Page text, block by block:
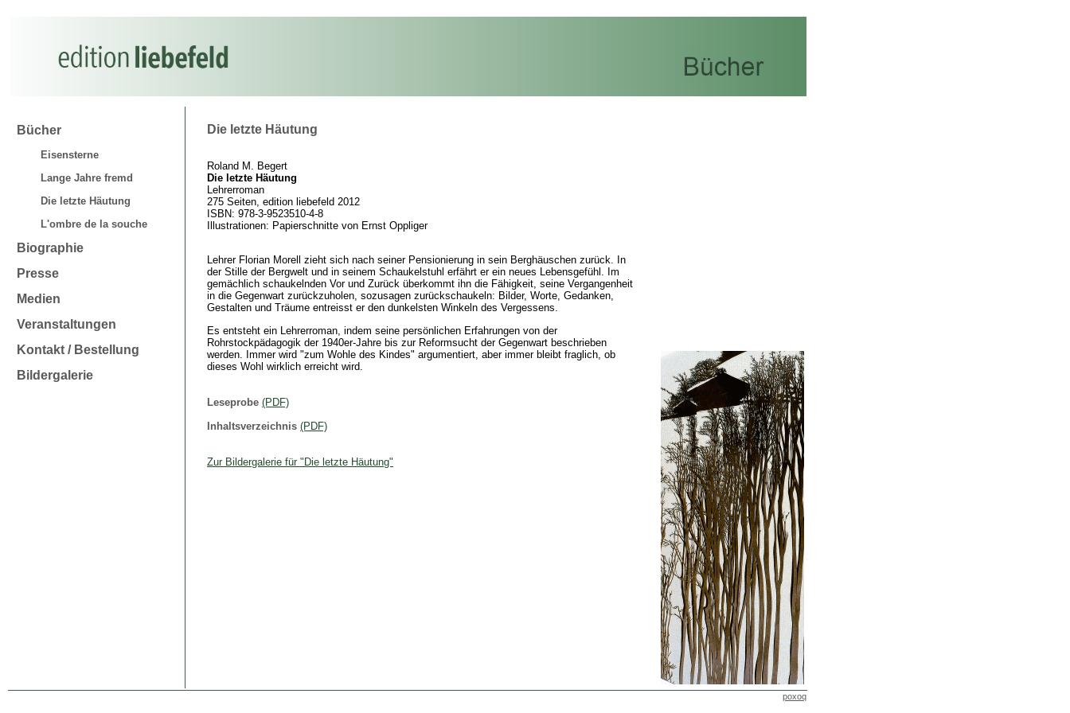
Bücher
Eisensterne
Lange Jahre fremd
Die letzte Häutung
L'ombre de la souche
Biographie
Presse
Medien
Veranstaltungen
Kontakt / Bestellung
Bildergalerie
Die letzte Häutung
Roland M. Begert
Die letzte Häutung
Lehrerroman
275 Seiten, edition liebefeld 2012
ISBN: 978-3-9523510-4-8
Illustrationen: Papierschnitte von Ernst Oppliger
Lehrer Florian Morell zieht sich nach seiner Pensionierung in sein Berghäuschen zurück. In
der Stille der Bergwelt und in seinem Schaukelstuhl erfährt er ein neues Lebensgefühl. Im
gemächlich schaukelnden Vor und Zurück überkommt ihn die Fähigkeit, seine Vergangenheit
in die Gegenwart zurückzuholen, sozusagen zurückschaukeln: Bilder, Worte, Gedanken,
Gestalten und Träume entreisst er den dunkelsten Winkeln des Vergessens.
Es entsteht ein Lehrerroman, indem seine persönlichen Erfahrungen von der
Rohrstockpädagogik der 1940er-Jahre bis zur Reformsucht der Gegenwart beschrieben
werden. Immer wird "zum Wohle des Kindes" argumentiert, aber immer bleibt fraglich, ob
dieses Wohl wirklich erreicht wird.
Leseprobe (PDF)
Inhaltsverzeichnis (PDF)
Zur Bildergalerie für "Die letzte Häutung"
poxoq